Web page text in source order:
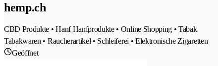
hemp.ch
CBD Produkte • Hanf Hanfprodukte • Online Shopping • Tabak
Tabakwaren • Raucherartikel • Schleiferei • Elektronische Zigaretten
Geöffnet